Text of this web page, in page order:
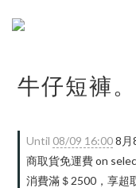
牛仔短褲
Until 08/09 16:008月
商取貨免運費 on
消費滿＄2500，享超